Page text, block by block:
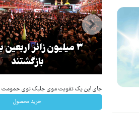
و
۳ میلیون زائر
بازگشتند
جای این پک تقویت موی جلبک توی حمومت
خرید محصول